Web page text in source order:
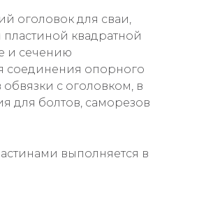
оголовок для сваи,
квадратной
и сечению
соединения опорного
с оголовком, в
для болтов, саморезов
выполняется в